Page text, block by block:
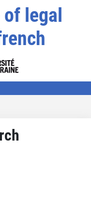
legal